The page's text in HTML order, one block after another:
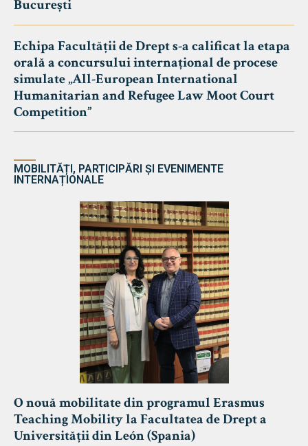
București
Echipa Facultății de Drept s-a calificat la etapa
orală a concursului internațional de procese
simulate „All-European International
Humanitarian and Refugee Law Moot Court
Competition”
MOBILITĂȚI, PARTICIPĂRI ȘI EVENIMENTE
INTERNAȚIONALE
O nouă mobilitate din programul Erasmus
Teaching Mobility la Facultatea de Drept a
Universității din León (Spania)